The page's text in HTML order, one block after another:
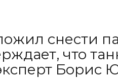
снести
что
Борис